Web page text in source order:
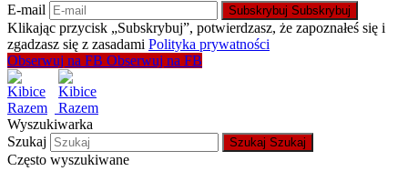
E-mail Subskrybuj Subskrybuj
Klikając przycisk „Subskrybuj”, potwierdzasz, że zapoznałeś się i
zgadzasz się z zasadami Polityka prywatności
Obserwuj na FB Obserwuj na FB
Wyszukiwarka
Szukaj
Szukaj Szukaj
Często wyszukiwane